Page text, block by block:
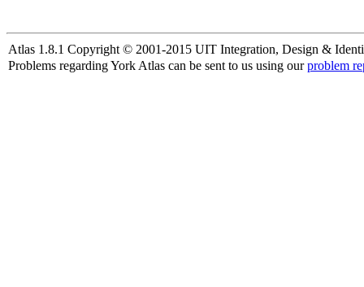
Atlas 1.8.1 Copyright © 2001-2015 UIT Integration, Design &
Problems regarding York Atlas can be sent to us using ourproblem